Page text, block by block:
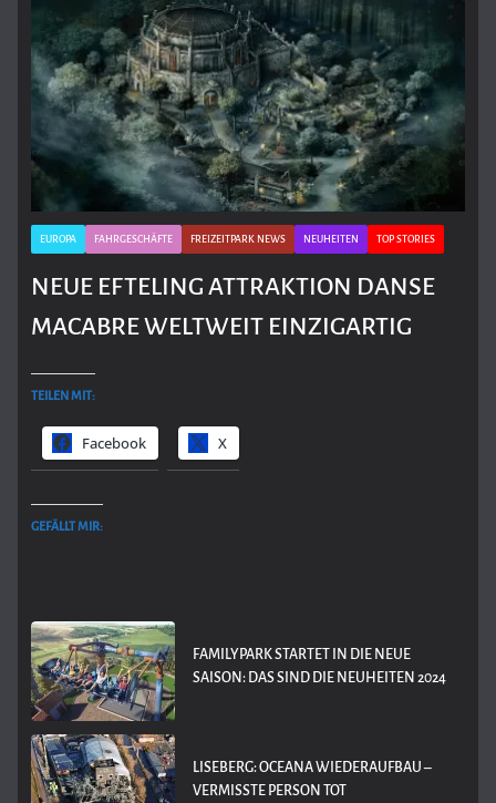
EUROPA FAHRGESCHÄFTE FREIZEITPARK NEWS NEUHEITEN TOP STORIES
NEUE EFTELING ATTRAKTION DANSE
MACABRE WELTWEIT EINZIGARTIG
TEILEN MIT:
Facebook X
GEFÄLLT MIR:
FAMILYPARK STARTET IN DIE NEUE
SAISON: DAS SIND DIE NEUHEITEN 2024
LISEBERG: OCEANA WIEDERAUFBAU –
VERMISSTE PERSON TOT